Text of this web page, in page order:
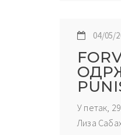
04/05/
У петак,
Лиза